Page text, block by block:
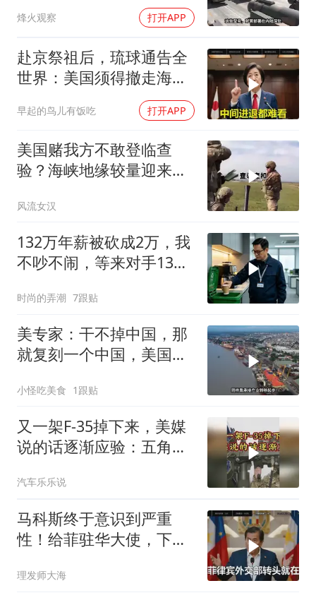
烽火观察 打开APP
赴京祭祖后，琉球通告全
世界：美国须得撤走海马
早起的鸟儿有饭吃 打开APP
美国赌我方不敢登临查
验？海峡地缘较量迎来关
风流女汉
132万年薪被砍成2万，我
不吵不闹，等来对手13倍
时尚的弄潮 7跟贴
美专家：干不掉中国，那
就复刻一个中国，美国看
小怪吃美食 1跟贴
又一架F-35掉下来，美媒
说的话逐渐应验：五角大
汽车乐乐说
马科斯终于意识到严重
性！给菲驻华大使，下达
理发师大海